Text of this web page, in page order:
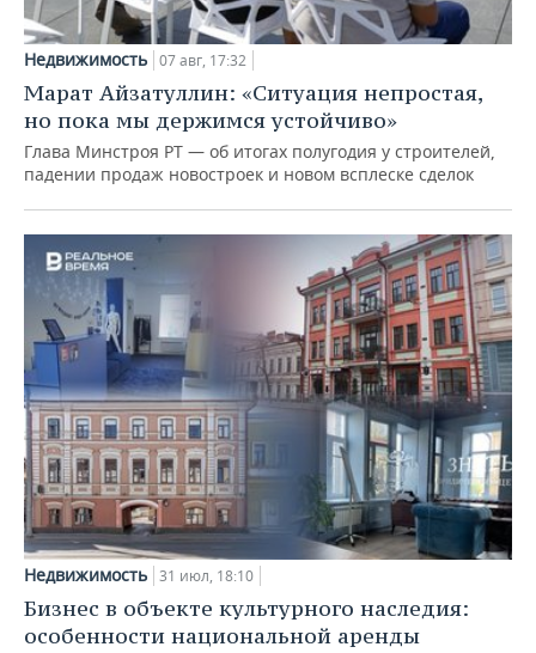
Недвижимость 07 авг, 17:32
Марат Айзатуллин: «Ситуация непростая,
но пока мы держимся устойчиво»
Глава Минстроя РТ — об итогах полугодия у строителей,
падении продаж новостроек и новом всплеске сделок
Недвижимость 31 июл, 18:10
Бизнес в объекте культурного наследия:
особенности национальной аренды